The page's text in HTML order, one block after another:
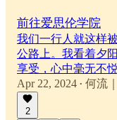
前往爱思伦学院
我们一行人就这样
公路上。我看着夕
享受，心中毫无不
Apr 22, 2024 • 何流
2